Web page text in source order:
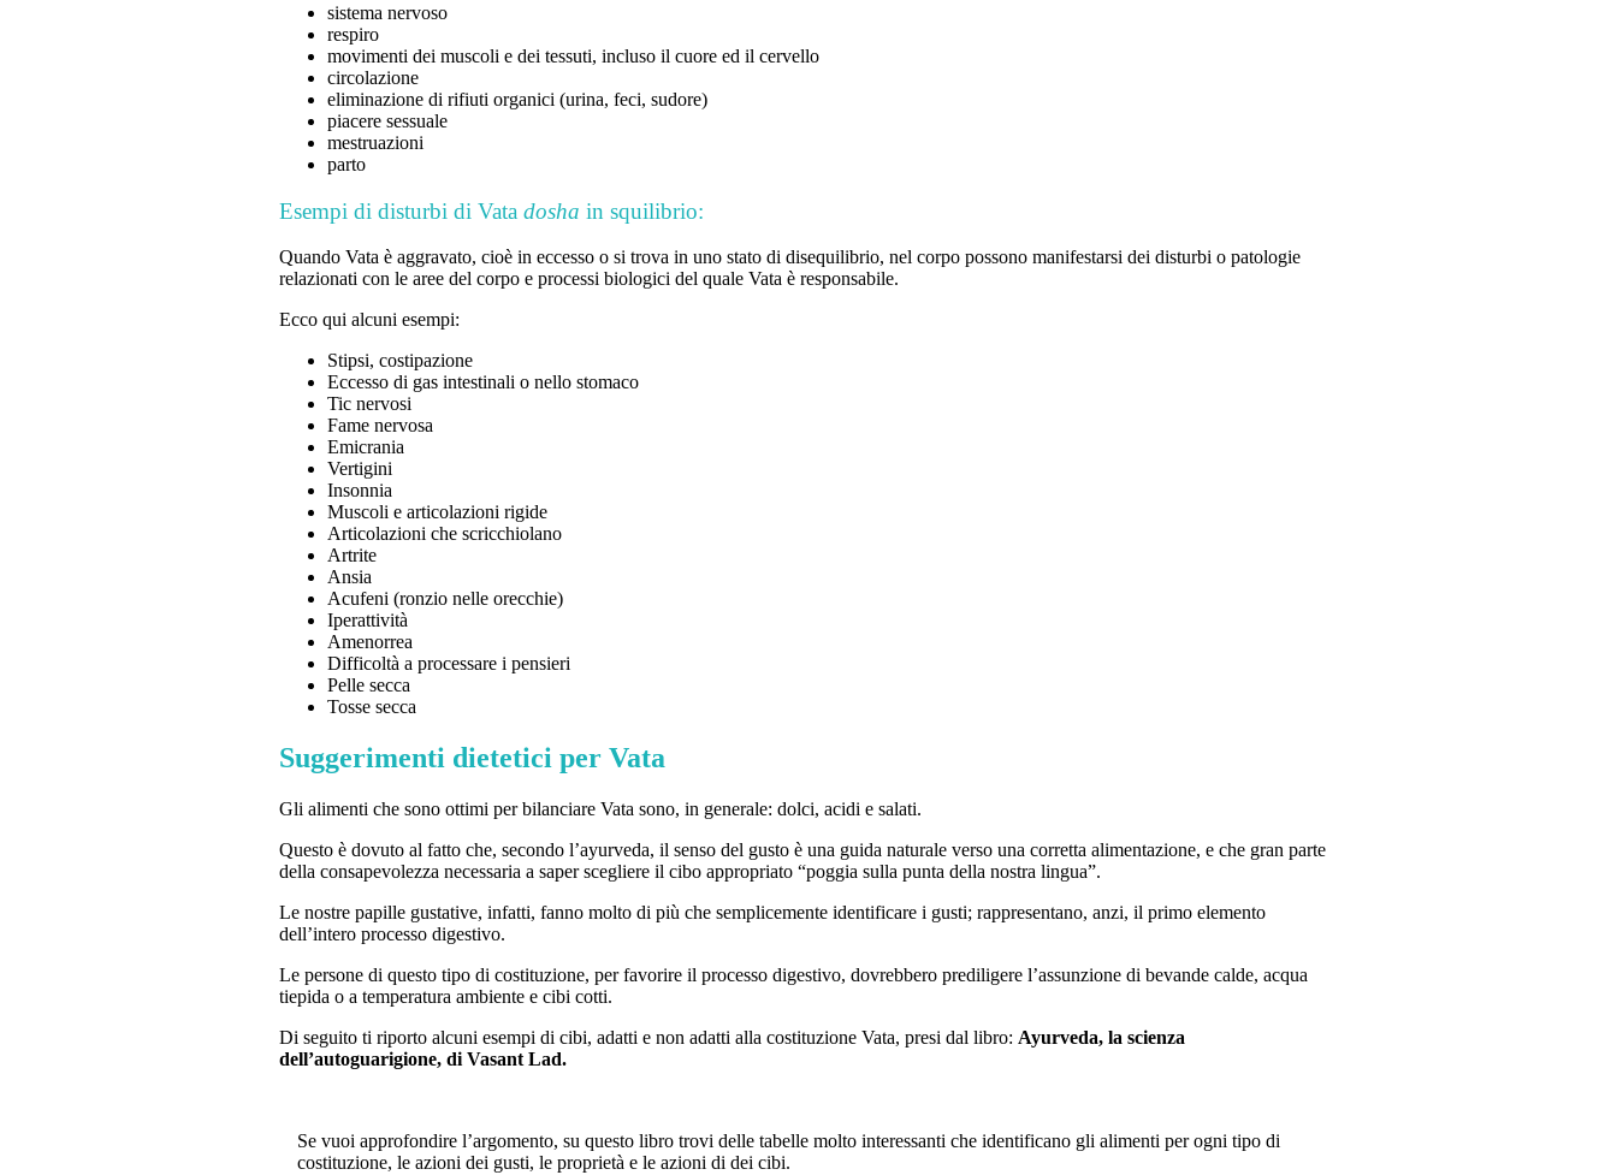
sistema nervoso
respiro
movimenti dei muscoli e dei tessuti, incluso il cuore ed il cervello
circolazione
eliminazione di rifiuti organici (urina, feci, sudore)
piacere sessuale
mestruazioni
parto
Esempi di disturbi di Vata dosha in squilibrio:
Quando Vata è aggravato, cioè in eccesso o si trova in uno stato di disequilibrio, nel corpo possono manifestarsi dei disturbi o patologie
relazionati con le aree del corpo e processi biologici del quale Vata è responsabile.
Ecco qui alcuni esempi:
Stipsi, costipazione
Eccesso di gas intestinali o nello stomaco
Tic nervosi
Fame nervosa
Emicrania
Vertigini
Insonnia
Muscoli e articolazioni rigide
Articolazioni che scricchiolano
Artrite
Ansia
Acufeni (ronzio nelle orecchie)
Iperattività
Amenorrea
Difficoltà a processare i pensieri
Pelle secca
Tosse secca
Suggerimenti dietetici per Vata
Gli alimenti che sono ottimi per bilanciare Vata sono, in generale: dolci, acidi e salati.
Questo è dovuto al fatto che, secondo l’ayurveda, il senso del gusto è una guida naturale verso una corretta alimentazione, e che gran parte
della consapevolezza necessaria a saper scegliere il cibo appropriato “poggia sulla punta della nostra lingua”.
Le nostre papille gustative, infatti, fanno molto di più che semplicemente identificare i gusti; rappresentano, anzi, il primo elemento
dell’intero processo digestivo.
Le persone di questo tipo di costituzione, per favorire il processo digestivo, dovrebbero prediligere l’assunzione di bevande calde, acqua
tiepida o a temperatura ambiente e cibi cotti.
Di seguito ti riporto alcuni esempi di cibi, adatti e non adatti alla costituzione Vata, presi dal libro: Ayurveda, la scienza
dell’autoguarigione, di Vasant Lad.
Se vuoi approfondire l’argomento, su questo libro trovi delle tabelle molto interessanti che identificano gli alimenti per ogni tipo di
costituzione, le azioni dei gusti, le proprietà e le azioni di dei cibi.